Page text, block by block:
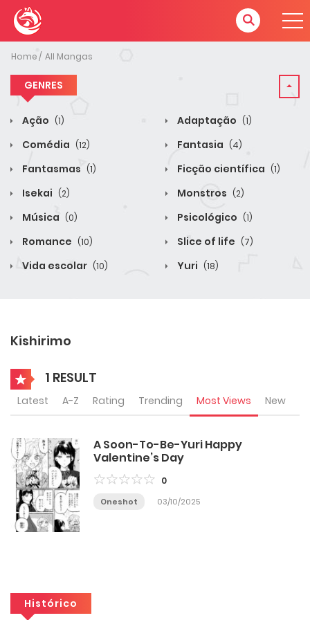
Home All Mangas
GENRES
Ação (1) Adaptação (1)
Comédia (12) Fantasia (4)
Fantasmas (1) Ficção científica (1)
Isekai (2) Monstros (2)
Música (0) Psicológico (1)
Romance (10) Slice of life (7)
Vida escolar (10) Yuri (18)
Kishirimo
1 RESULT
Latest A-Z Rating Trending Most Views New
A Soon-To-Be-Yuri Happy
Valentine’s Day
0
Oneshot 03/10/2025
Histórico